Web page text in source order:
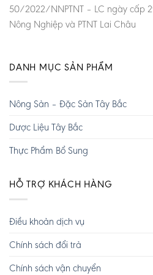
50/2022/NNPTNT – LC ngày cấp
Nông Nghiệp và PTNT Lai Châu
DANH MỤC SẢN PHẨM
Nông Sản – Đặc Sản Tây Bắc
Dược Liệu Tây Bắc
Thực Phẩm Bổ Sung
HỖ TRỢ KHÁCH HÀNG
Điều khoản dịch vụ
Chính sách đổi trả
Chính sách vận chuyển